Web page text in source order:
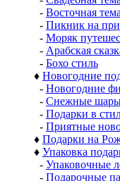
- Восточная
- Пикник на
- Моряк
- Арабская
- Бохо стиль
♦ Новогодние
- Новогодние
- Снежные
- Подарки в
- Приятные
♦ Подарки на
♦ Упаковка
- Упаковочные
- Подарочные